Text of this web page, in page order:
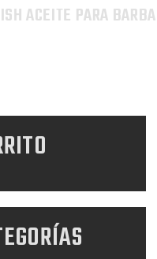
ACEITE PARA BARBA